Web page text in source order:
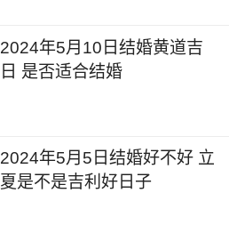
2024年5月10日结婚黄道吉
日 是否适合结婚
2024年5月5日结婚好不好 立
夏是不是吉利好日子